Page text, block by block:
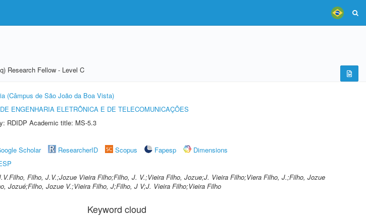
Research Fellow - Level C
(Câmpus de São João da Boa Vista)
ENGENHARIA ELETRÔNICA E DE TELECOMUNICAÇÕES
RDIDP Academic title: MS-5.3
Scholar ResearcherID Scopus Fapesp
Dimensions
Filho, J.V.;Jozue Vieira Filho;Filho, J. V.;Vieira Filho, Jozue;J. Vieira Filho;Viera Filho, J.;Filho, Jozue
Jozué;Filho, Jozue V.;Vieira Filho, J;Filho, J V;J. Vieira Filho;Vieira Filho
Keyword cloud